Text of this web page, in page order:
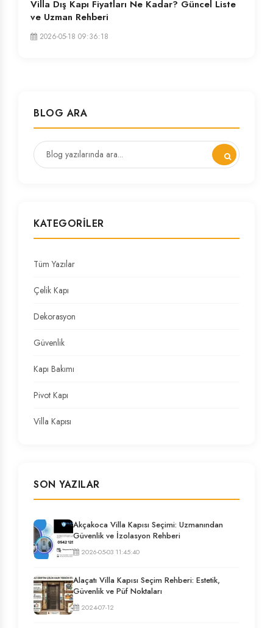
Villa Dış Kapı Fiyatları Ne Kadar? Güncel Liste
ve Uzman Rehberi
2026-05-18 09:36:18
BLOG ARA
KATEGORILER
Tüm Yazılar
Çelik Kapı
Dekorasyon
Güvenlik
Kapı Bakımı
Pivot Kapı
Villa Kapısı
SON YAZILAR
Akçakoca Villa Kapısı Seçimi: Uzmanından
Güvenlik ve İzolasyon Rehberi
2026-05-03 11:45:40
Alaçatı Villa Kapısı Seçim Rehberi: Estetik,
Güvenlik ve Püf Noktaları
2024-07-12